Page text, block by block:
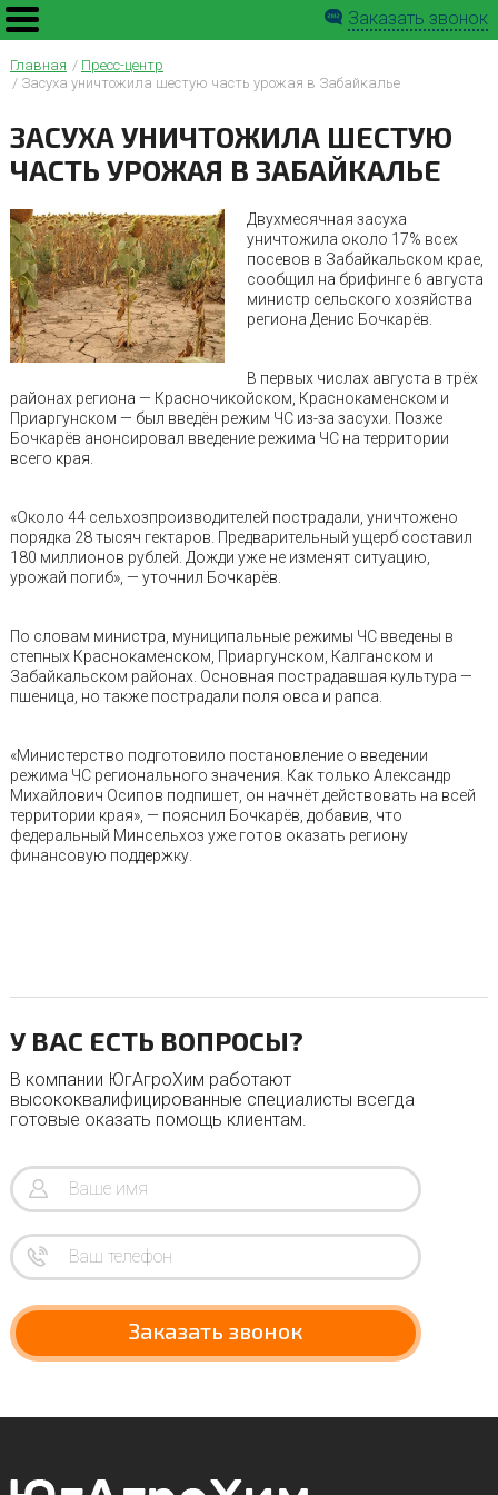
Заказать звонок
Главная
Пресс-центр
Засуха уничтожила шестую часть урожая в Забайкалье
ЗАСУХА УНИЧТОЖИЛА ШЕСТУЮ
ЧАСТЬ УРОЖАЯ В ЗАБАЙКАЛЬЕ
Двухмесячная засуха
уничтожила около 17% всех
посевов в Забайкальском крае,
сообщил на брифинге 6 августа
министр сельского хозяйства
региона Денис Бочкарёв.
В первых числах августа в трёх
районах региона — Красночикойском, Краснокаменском и
Приаргунском — был введён режим ЧС из-за засухи. Позже
Бочкарёв анонсировал введение режима ЧС на территории
всего края.
«Около 44 сельхозпроизводителей пострадали, уничтожено
порядка 28 тысяч гектаров. Предварительный ущерб составил
180 миллионов рублей. Дожди уже не изменят ситуацию,
урожай погиб», — уточнил Бочкарёв.
По словам министра, муниципальные режимы ЧС введены в
степных Краснокаменском, Приаргунском, Калганском и
Забайкальском районах. Основная пострадавшая культура —
пшеница, но также пострадали поля овса и рапса.
«Министерство подготовило постановление о введении
режима ЧС регионального значения. Как только Александр
Михайлович Осипов подпишет, он начнёт действовать на всей
территории края», — пояснил Бочкарёв, добавив, что
федеральный Минсельхоз уже готов оказать региону
финансовую поддержку.
У ВАС ЕСТЬ ВОПРОСЫ?
В компании ЮгАгроХим работают
высококвалифицированные специалисты всегда
готовые оказать помощь клиентам.
Заказать звонок